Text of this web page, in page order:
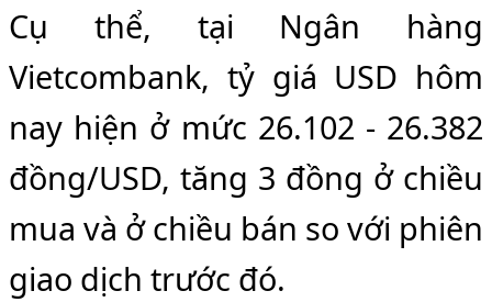
Cụ thể, tại Ngân hàng
Vietcombank, tỷ giá USD hôm
nay hiện ở mức 26.102 - 26.382
đồng/USD, tăng 3 đồng ở chiều
mua và ở chiều bán so với phiên
giao dịch trước đó.